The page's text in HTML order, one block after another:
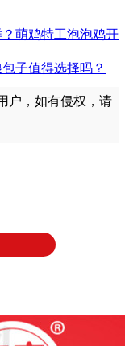
萌鸡特工泡泡鸡开
子值得选择吗？
户，如有侵权，请